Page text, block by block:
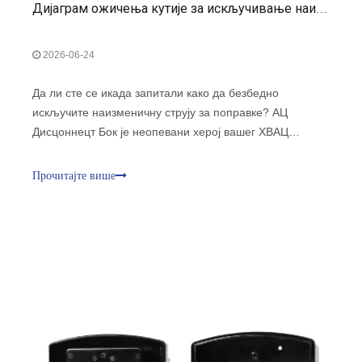
Дијаграм ожичења кутије за искључивање наизменичне струје: Комплетан водич за инсталацију
2026-06-24
Да ли сте се икада запитали како да безбедно
искључите наизменичну струју за поправке? АЦ
Дисцоннецт Бок је неопевани херој вашег ХВАЦ
Инсталирање може бити застрашујуће. Наш водич
Прочитајте више